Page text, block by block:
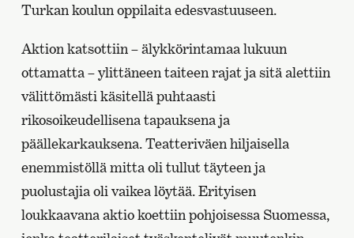
Turkan koulun oppilaita edesvastuuseen.
Aktion katsottiin – älykkörintamaa lukuun
ottamatta – ylittäneen taiteen rajat ja sitä alettiin
välittömästi käsitellä puhtaasti
rikosoikeudellisena tapauksena ja
päällekarkauksena. Teatteriväen hiljaisella
enemmistöllä mitta oli tullut täyteen ja
puolustajia oli vaikea löytää. Erityisen
loukkaavana aktio koettiin pohjoisessa Suomessa,